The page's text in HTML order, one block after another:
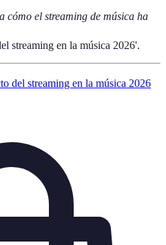
cómo el streaming de música ha
streaming en la música 2026'.
del streaming en la música 2026